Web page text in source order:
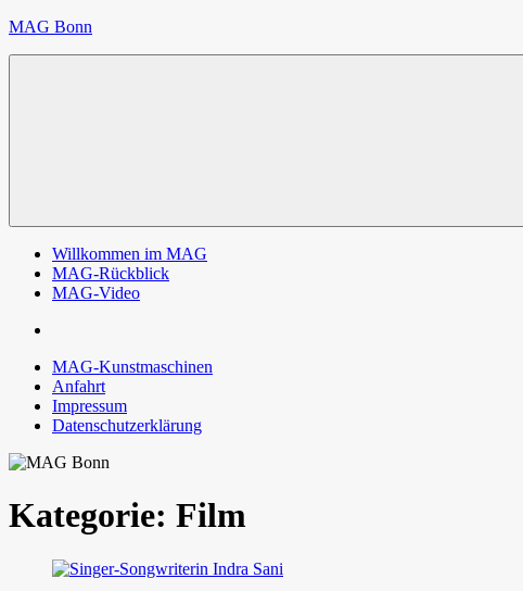
Zum
MAG Bonn
Willkommen im MAG
MAG-Rückblick
MAG-Video
MAG-Kunstmaschinen
Anfahrt
Impressum
Datenschutzerklärung
Kategorie: Film